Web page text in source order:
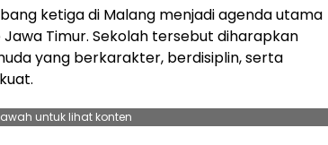
ketiga di Malang menjadi agenda utama
Timur. Sekolah tersebut diharapkan
yang berkarakter, berdisiplin, serta
untuk lihat konten